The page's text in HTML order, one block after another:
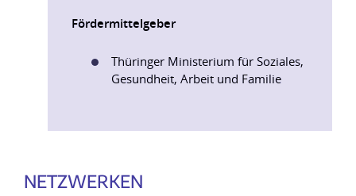
Fördermittelgeber
Thüringer Ministerium für Soziales,
Gesundheit, Arbeit und Familie
NETZWERKEN